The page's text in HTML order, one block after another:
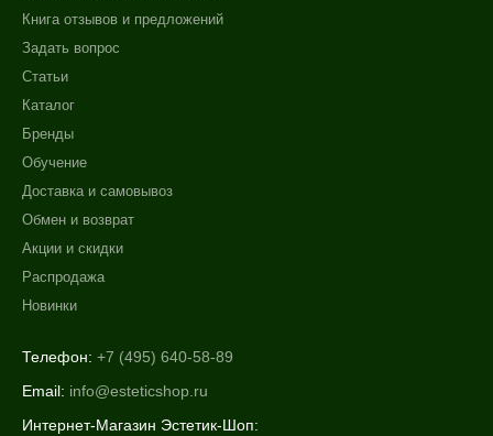
Книга отзывов и предложений
Задать вопрос
Статьи
Каталог
Бренды
Обучение
Доставка и самовывоз
Обмен и возврат
Акции и скидки
Распродажа
Новинки
Телефон: +7 (495) 640-58-89
Email: info@esteticshop.ru
Интернет-Магазин Эстетик-Шоп: